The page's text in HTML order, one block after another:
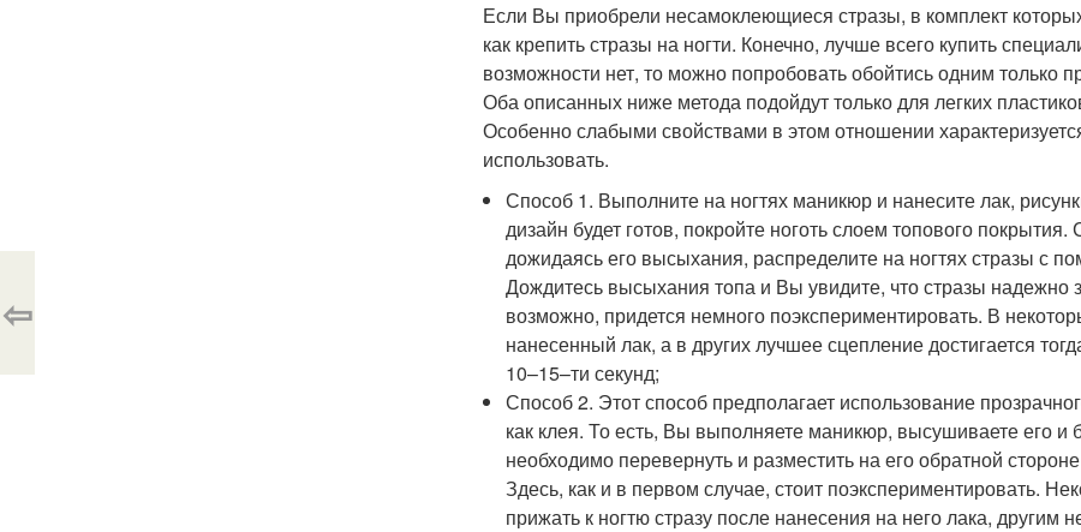
Если Вы приобрели несамоклеющиеся стразы, в комплект
как крепить стразы на ногти. Конечно, лучше всего купить
возможности нет, то можно попробовать обойтись одним только
Оба описанных ниже метода подойдут только для легких
Особенно слабыми свойствами в этом отношении
использовать.
Способ 1. Выполните на ногтях маникюр и нанесите лак,
дизайн будет готов, покройте ноготь слоем топового
дожидаясь его высыхания, распределите на ногтях стразы с
Дождитесь высыхания топа и Вы увидите, что стразы надежно
возможно, придется немного поэкспериментировать. В
нанесенный лак, а в других лучшее сцепление достигается
10–15–ти секунд;
Способ 2. Этот способ предполагает использование
как клея. То есть, Вы выполняете маникюр, высушиваете его и
необходимо перевернуть и разместить на его обратной
Здесь, как и в первом случае, стоит поэкспериментировать.
прижать к ногтю стразу после нанесения на него лака, другим
⇦